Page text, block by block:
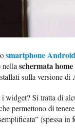
smartphone Android
nella schermata home
sulla versione
i widget? Si tratta di
permettono di
(spessa